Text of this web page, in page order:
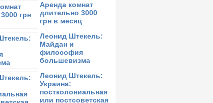
Аренда комнат
длительно 3000
грн в месяц
Леонид Штекель:
Майдан и
философия
большевизма
Леонид Штекель:
Украина:
постколониальная
или постсоветская